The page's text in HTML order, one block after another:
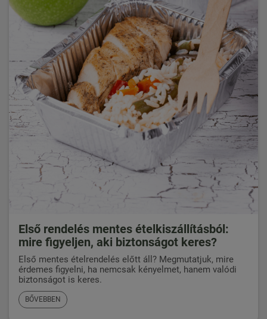
Első rendelés mentes ételkiszállításból:
mire figyeljen, aki biztonságot keres?
Első mentes ételrendelés előtt áll? Megmutatjuk, mire
érdemes figyelni, ha nemcsak kényelmet, hanem valódi
biztonságot is keres.
BŐVEBBEN